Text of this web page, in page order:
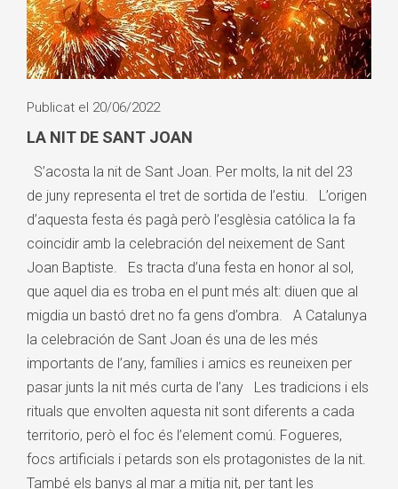
Publicat el 20/06/2022
LA NIT DE SANT JOAN
S’acosta la nit de Sant Joan. Per molts, la nit del 23
de juny representa el tret de sortida de l’estiu. L’origen
d’aquesta festa és pagà però l’esglèsia católica la fa
coincidir amb la celebración del neixement de Sant
Joan Baptiste. Es tracta d’una festa en honor al sol,
que aquel dia es troba en el punt més alt: diuen que al
migdia un bastó dret no fa gens d’ombra. A Catalunya
la celebración de Sant Joan és una de les més
importants de l’any, famílies i amics es reuneixen per
pasar junts la nit més curta de l’any Les tradicions i els
rituals que envolten aquesta nit sont diferents a cada
territorio, però el foc és l’element comú. Fogueres,
focs artificials i petards son els protagonistes de la nit.
També els banys al mar a mitja nit, per tant les